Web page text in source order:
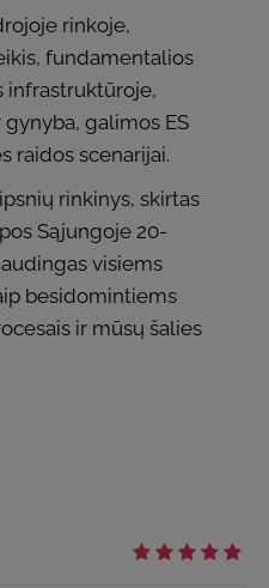
rinkoje,
fundamentalios
infrastruktūroje,
galimos ES
raidos scenarijai.
rinkinys, skirtas
Sąjungoje 20-
visiems
besidomintiems
ir mūsų šalies